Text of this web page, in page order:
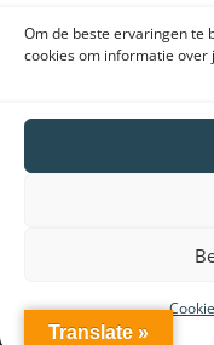
Om de beste ervaringen te
cookies om informatie
Translate »